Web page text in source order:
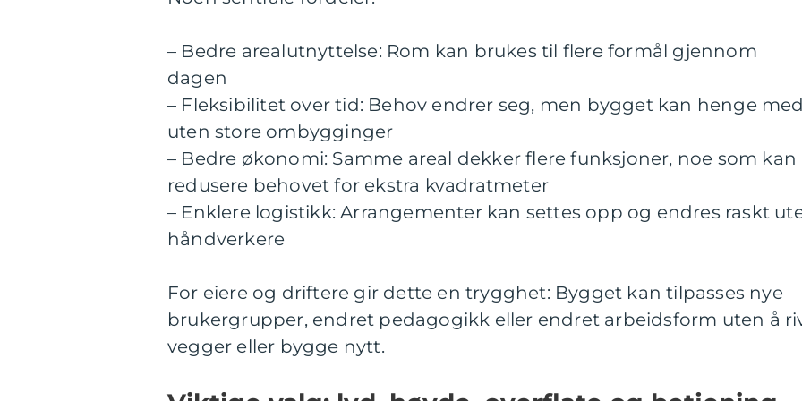
– Bedre arealutnyttelse: Rom kan brukes til flere formål gjennom
dagen
– Fleksibilitet over tid: Behov endrer seg, men bygget kan henge med
uten store ombygginger
– Bedre økonomi: Samme areal dekker flere funksjoner, noe som kan
redusere behovet for ekstra kvadratmeter
– Enklere logistikk: Arrangementer kan settes opp og endres raskt
håndverkere
For eiere og driftere gir dette en trygghet: Bygget kan tilpasses nye
brukergrupper, endret pedagogikk eller endret arbeidsform uten å
vegger eller bygge nytt.